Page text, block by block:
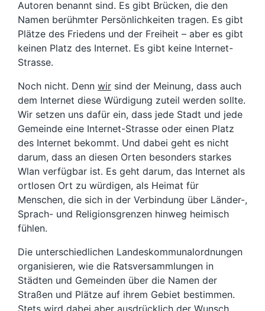
Autoren benannt sind. Es gibt Brücken, die den
Namen berühmter Persönlichkeiten tragen. Es gibt
Plätze des Friedens und der Freiheit – aber es gibt
keinen Platz des Internet. Es gibt keine Internet-
Strasse.
Noch nicht. Denn wir sind der Meinung, dass auch
dem Internet diese Würdigung zuteil werden sollte.
Wir setzen uns dafür ein, dass jede Stadt und jede
Gemeinde eine Internet-Strasse oder einen Platz
des Internet bekommt. Und dabei geht es nicht
darum, dass an diesen Orten besonders starkes
Wlan verfügbar ist. Es geht darum, das Internet als
ortlosen Ort zu würdigen, als Heimat für
Menschen, die sich in der Verbindung über Länder-,
Sprach- und Religionsgrenzen hinweg heimisch
fühlen.
Die unterschiedlichen Landeskommunalordnungen
organisieren, wie die Ratsversammlungen in
Städten und Gemeinden über die Namen der
Straßen und Plätze auf ihrem Gebiet bestimmen.
Stets wird dabei aber ausdrücklich der Wunsch